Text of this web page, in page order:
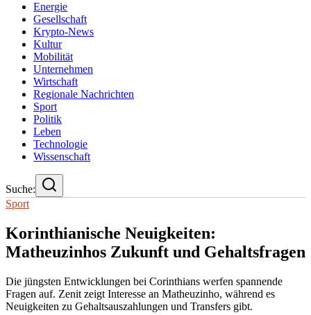
Energie
Gesellschaft
Krypto-News
Kultur
Mobilität
Unternehmen
Wirtschaft
Regionale Nachrichten
Sport
Politik
Leben
Technologie
Wissenschaft
Suche:
Sport
Korinthianische Neuigkeiten:
Matheuzinhos Zukunft und Gehaltsfragen
Die jüngsten Entwicklungen bei Corinthians werfen spannende
Fragen auf. Zenit zeigt Interesse an Matheuzinho, während es
Neuigkeiten zu Gehaltsauszahlungen und Transfers gibt.